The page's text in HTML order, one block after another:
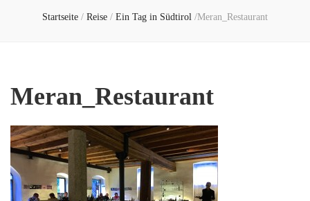
Startseite / Reise / Ein Tag in Südtirol /Meran_Restaurant
Meran_Restaurant